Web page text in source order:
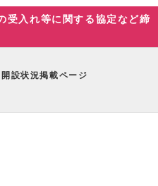
受入れ等に関する協定など締
開設状況掲載ページ